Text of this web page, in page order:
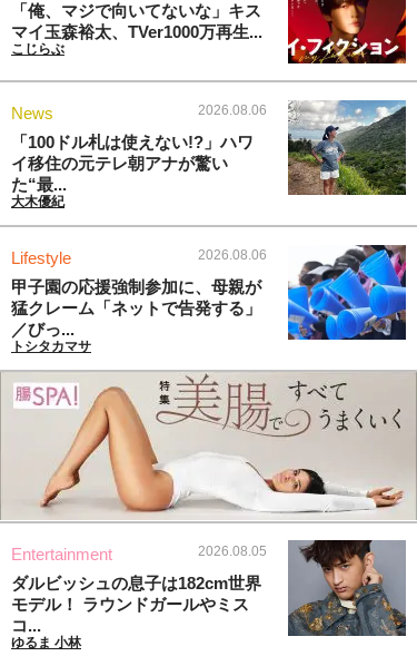
「俺、マジで向いてないな」キス
マイ玉森裕太、TVer1000万再生...
こじらぶ
News 2026.08.06
「100ドル札は使えない!?」ハワ
イ移住の元テレ朝アナが驚い
た“最...
大木優紀
Lifestyle 2026.08.06
甲子園の応援強制参加に、母親が
猛クレーム「ネットで告発する」
／びっ...
トシタカマサ
Entertainment 2026.08.05
ダルビッシュの息子は182cm世界
モデル！ ラウンドガールやミス
コ...
ゆるま 小林